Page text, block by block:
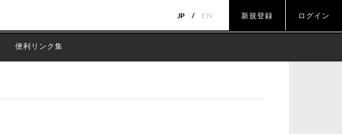
JP EN 新規登録 ログイン
便利リンク集